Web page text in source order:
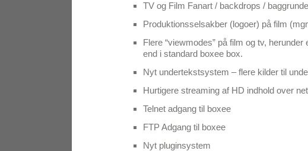
TV og Film Fanart / backdrops / baggrunde
Produktionsselsakber (logoer) på film
Flere “viewmodes” på film og tv,
end i standard boxee box.
Nyt undertekstsystem – flere kilder til
Hurtigere streaming af HD indhold over
Telnet adgang til boxee
FTP Adgang til boxee
Nyt pluginsystem